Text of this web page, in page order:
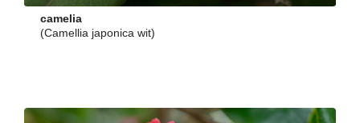
camelia
(Camellia japonica wit)